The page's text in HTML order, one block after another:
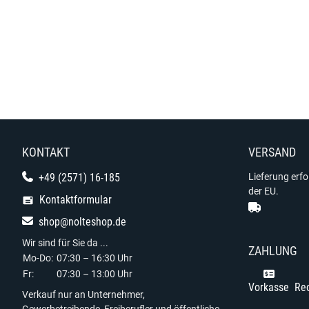
KONTAKT
+49 (2571) 16-185
Kontaktformular
shop@nolteshop.de
Wir sind für Sie da ...
Mo-Do: 07:30 – 16:30 Uhr
Fr:
07:30 – 13:00 Uhr
Verkauf nur an Unternehmer,
VERSAND
Lieferung
der EU.
ZAHLUNG
Vorkasse